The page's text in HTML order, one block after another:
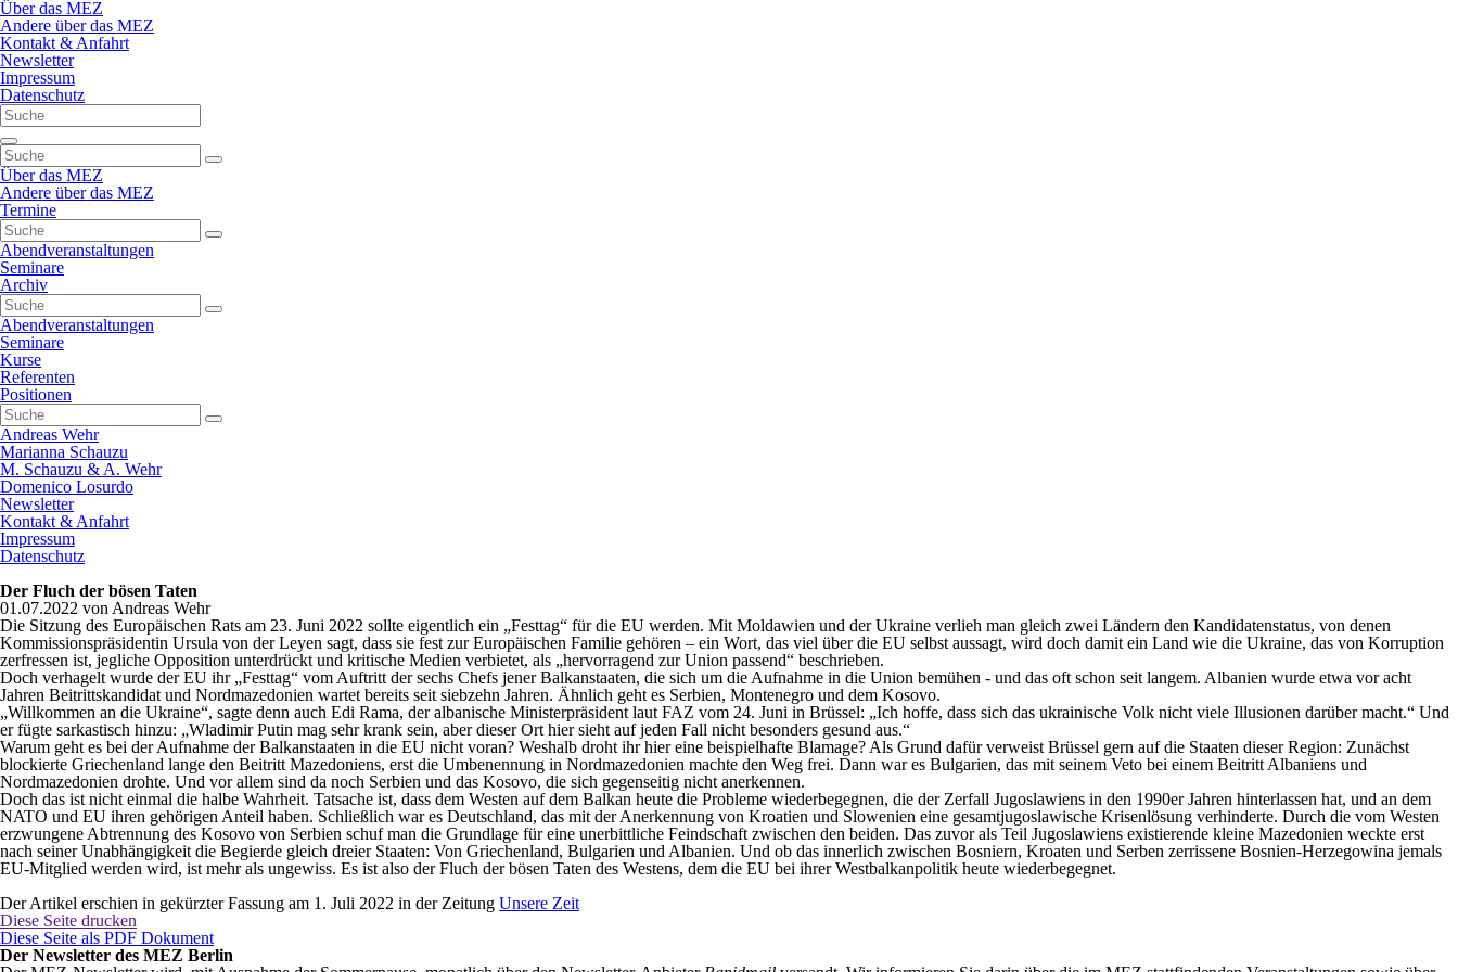
Navigation
überspringen
Über das MEZ
Andere über das MEZ
Kontakt & Anfahrt
Newsletter
Impressum
Datenschutz
Navigation
überspringen
Über das MEZ
Andere über das MEZ
Termine
Abendveranstaltungen
Seminare
Archiv
Abendveranstaltungen
Seminare
Kurse
Referenten
Positionen
Andreas Wehr
Marianna Schauzu
M. Schauzu & A. Wehr
Domenico Losurdo
Newsletter
Kontakt & Anfahrt
Impressum
Datenschutz
Der Fluch der bösen Taten
01.07.2022 von Andreas Wehr
Die Sitzung des Europäischen Rats am 23. Juni 2022 sollte eigentlich ein „Festtag“ für die EU werden. Mit Moldawien und der Ukraine verlieh man gleich zwei Ländern den Kandidatenstatus, von denen
Kommissionspräsidentin Ursula von der Leyen sagt, dass sie fest zur Europäischen Familie gehören – ein Wort, das viel über die EU selbst aussagt, wird doch damit ein Land wie die Ukraine, das von Korruption
zerfressen ist, jegliche Opposition unterdrückt und kritische Medien verbietet, als „hervorragend zur Union passend“ beschrieben.
Doch verhagelt wurde der EU ihr „Festtag“ vom Auftritt der sechs Chefs jener Balkanstaaten, die sich um die Aufnahme in die Union bemühen - und das oft schon seit langem. Albanien wurde etwa vor acht
Jahren Beitrittskandidat und Nordmazedonien wartet bereits seit siebzehn Jahren. Ähnlich geht es Serbien, Montenegro und dem Kosovo.
„Willkommen an die Ukraine“, sagte denn auch Edi Rama, der albanische Ministerpräsident laut FAZ vom 24. Juni in Brüssel: „Ich hoffe, dass sich das ukrainische Volk nicht viele Illusionen darüber macht.“ Und
er fügte sarkastisch hinzu: „Wladimir Putin mag sehr krank sein, aber dieser Ort hier sieht auf jeden Fall nicht besonders gesund aus.“
Warum geht es bei der Aufnahme der Balkanstaaten in die EU nicht voran? Weshalb droht ihr hier eine beispielhafte Blamage? Als Grund dafür verweist Brüssel gern auf die Staaten dieser Region: Zunächst
blockierte Griechenland lange den Beitritt Mazedoniens, erst die Umbenennung in Nordmazedonien machte den Weg frei. Dann war es Bulgarien, das mit seinem Veto bei einem Beitritt Albaniens und
Nordmazedonien drohte. Und vor allem sind da noch Serbien und das Kosovo, die sich gegenseitig nicht anerkennen.
Doch das ist nicht einmal die halbe Wahrheit. Tatsache ist, dass dem Westen auf dem Balkan heute die Probleme wiederbegegnen, die der Zerfall Jugoslawiens in den 1990er Jahren hinterlassen hat, und an dem
NATO und EU ihren gehörigen Anteil haben. Schließlich war es Deutschland, das mit der Anerkennung von Kroatien und Slowenien eine gesamtjugoslawische Krisenlösung verhinderte. Durch die vom Westen
erzwungene Abtrennung des Kosovo von Serbien schuf man die Grundlage für eine unerbittliche Feindschaft zwischen den beiden. Das zuvor als Teil Jugoslawiens existierende kleine Mazedonien weckte erst
nach seiner Unabhängigkeit die Begierde gleich dreier Staaten: Von Griechenland, Bulgarien und Albanien. Und ob das innerlich zwischen Bosniern, Kroaten und Serben zerrissene Bosnien-Herzegowina jemals
EU-Mitglied werden wird, ist mehr als ungewiss. Es ist also der Fluch der bösen Taten des Westens, dem die EU bei ihrer Westbalkanpolitik heute wiederbegegnet.
Der Artikel erschien in gekürzter Fassung am 1. Juli 2022 in der Zeitung Unsere Zeit
Diese Seite drucken
Diese Seite als PDF Dokument
Der Newsletter des MEZ Berlin